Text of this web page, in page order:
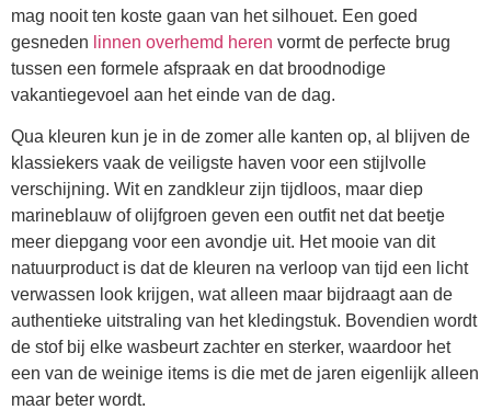
mag nooit ten koste gaan van het silhouet. Een goed
gesneden linnen overhemd heren vormt de perfecte brug
tussen een formele afspraak en dat broodnodige
vakantiegevoel aan het einde van de dag.
Qua kleuren kun je in de zomer alle kanten op, al blijven de
klassiekers vaak de veiligste haven voor een stijlvolle
verschijning. Wit en zandkleur zijn tijdloos, maar diep
marineblauw of olijfgroen geven een outfit net dat beetje
meer diepgang voor een avondje uit. Het mooie van dit
natuurproduct is dat de kleuren na verloop van tijd een licht
verwassen look krijgen, wat alleen maar bijdraagt aan de
authentieke uitstraling van het kledingstuk. Bovendien wordt
de stof bij elke wasbeurt zachter en sterker, waardoor het
een van de weinige items is die met de jaren eigenlijk alleen
maar beter wordt.